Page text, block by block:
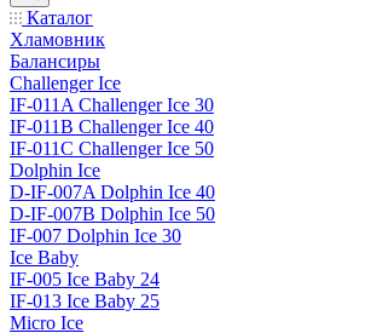
Каталог
Хламовник
Балансиры
Challenger Ice
IF-011A Challenger Ice 30
IF-011B Challenger Ice 40
IF-011C Challenger Ice 50
Dolphin Ice
D-IF-007A Dolphin Ice 40
D-IF-007B Dolphin Ice 50
IF-007 Dolphin Ice 30
Ice Baby
IF-005 Ice Baby 24
IF-013 Ice Baby 25
Micro Ice